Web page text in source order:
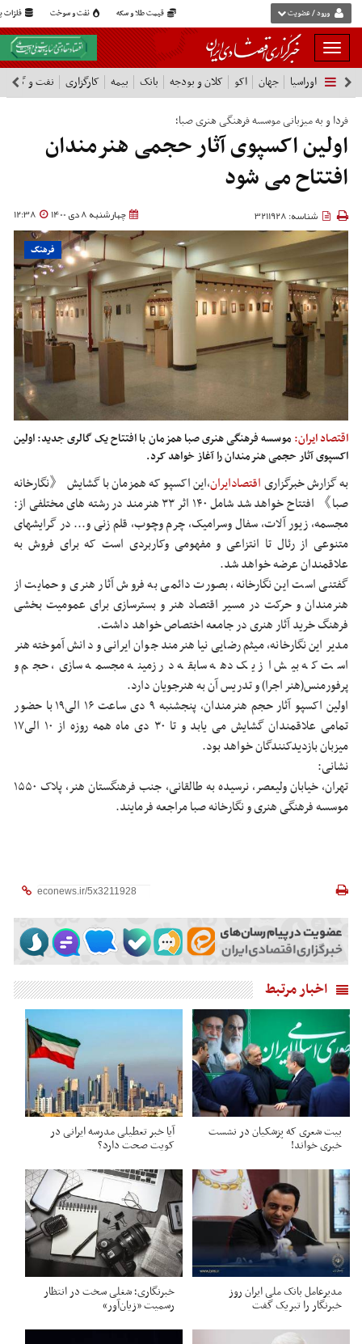
قیمت طلا و سکه نفت و سوخت فلزات ورود / عضویت
بار
و
بسته
نمودن
فهرست
اوراسیا جهان اکو کلان و بودجه بانک بیمه کارگزاری نفت و گاز
فردا و به میزبانی موسسه فرهنگی هنری صبا؛
اولین اکسپوی آثار حجمی هنرمندان
افتتاح می شود
چهارشنبه 8 دی 1400 12:38 شناسه: 3211928
فرهنگ
اقتصاد ایران: موسسه فرهنگی هنری صبا همزمان با افتتاح یک گالری جدید: اولین
اکسپوی آثار حجمی هنرمندان را آغاز خواهد کرد.
به گزارش خبرگزاریاقتصادایران،این اکسپو که همزمان با گشایش 《نگارخانه
صبا》 افتتاح خواهد شد شامل ۱۴۰ اثر ۳۳ هنرمند در رشته های مختلفی از:
مجسمه، زیور آلات، سفال وسرامیک، چرم وچوب، قلم زنی و... در گرایشهای
متنوعی از رئال تا انتزاعی و مفهومی وکاربردی است که برای فروش به
علاقمندان عرضه خواهد شد.
گفتنی است این نگارخانه، بصورت دائمی به فروش آثار هنری و حمایت از
هنرمندان و حرکت در مسیر اقتصاد هنر و بسترسازی برای عمومیت بخشی
فرهنگ خرید آثار هنری در جامعه اختصاص خواهد داشت.
مدیر این نگارخانه، میثم رضایی نیا هنرمند جوان ایرانی و دانش آموخته هنر
است که بیش از یک دهه سابقه در زمینه مجسمه سازی، حجم و
پرفورمنس(هنر اجرا) و تدریس آن به هنرجویان دارد.
اولین اکسپو آثار حجم هنرمندان، پنجشنبه ۹ دی ساعت ۱۶ الی۱۹ با حضور
تمامی علاقمندان گشایش می یابد و تا ۳۰ دی ماه همه روزه از ۱۰ الی۱۷
میزبان بازدیدکنندگان خواهد بود.
نشانی:
تهران، خیابان ولیعصر، نرسیده به طالقانی، جنب فرهنگستان هنر، پلاک ۱۵۵۰
موسسه فرهنگی هنری و نگارخانه صبا مراجعه فرمایند.
اخبار مرتبط
بیت شعری که پزشکیان در نشست
خبری خواند!
آیا خبر تعطیلی مدرسه ایرانی در
کویت صحت دارد؟
مدیرعامل بانک ملی ایران روز
خبرنگار را تبریک گفت
خبرنگاری؛ شغلی سخت در انتظار
رسمیت «زیان‌آور»